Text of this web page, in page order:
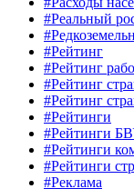
#Реальный
#Рейтинг
#Рейтинг
#Рейтинг
#Рейтинг
#Рейтинги
#Рейтинги
#Рейтинги
#Рейтинги
#Реклама